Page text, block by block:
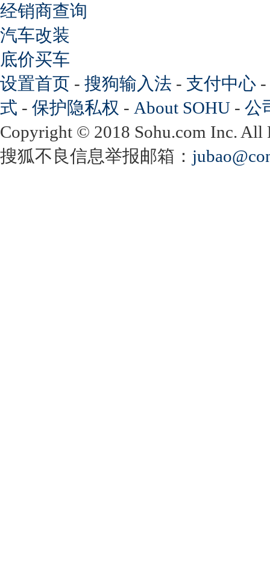
经销商查询
汽车改装
底价买车
设置首页 - 搜狗输入法 - 支付中心 -
式 - 保护隐私权 - About SOHU - 公
Copyright © 2018 Sohu.com Inc.
搜狐不良信息举报邮箱：